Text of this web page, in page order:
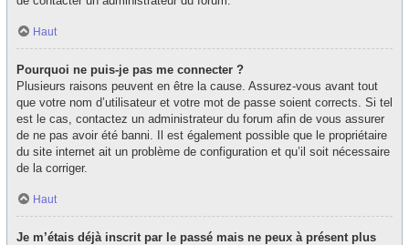
Haut
Pourquoi ne puis-je pas me connecter ?
Plusieurs raisons peuvent en être la cause. Assurez-vous avant tout
que votre nom d’utilisateur et votre mot de passe soient corrects. Si tel
est le cas, contactez un administrateur du forum afin de vous assurer
de ne pas avoir été banni. Il est également possible que le propriétaire
du site internet ait un problème de configuration et qu’il soit nécessaire
de la corriger.
Haut
Je m’étais déjà inscrit par le passé mais ne peux à présent plus